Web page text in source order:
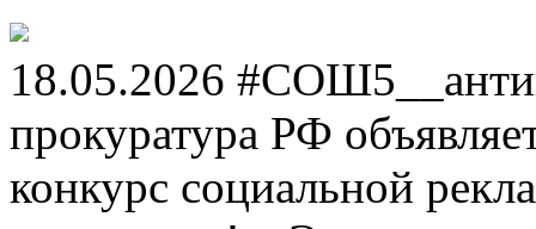
18.05.2026
прокуратура РФ
конкурс социальной